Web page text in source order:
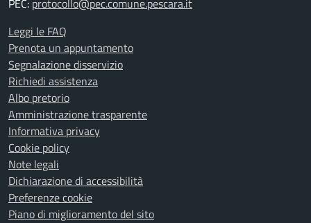
PEC: protocollo@pec.comune.pescara.it
Leggi le FAQ
Prenota un appuntamento
Segnalazione disservizio
Richiedi assistenza
Albo pretorio
Amministrazione trasparente
Informativa privacy
Cookie policy
Note legali
Dichiarazione di accessibilità
Preferenze cookie
Piano di miglioramento del sito